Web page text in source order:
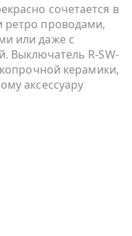
сочетается в
ретро проводами,
или даже с
Выключатель R-SW-
керамики,
аксессуару